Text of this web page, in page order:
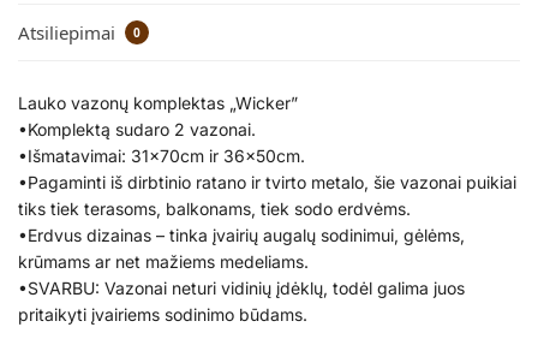
Atsiliepimai 0
Lauko vazonų komplektas „Wicker”
•Komplektą sudaro 2 vazonai.
•Išmatavimai: 31x70cm ir 36x50cm.
•Pagaminti iš dirbtinio ratano ir tvirto metalo, šie vazonai puikiai
tiks tiek terasoms, balkonams, tiek sodo erdvėms.
•Erdvus dizainas – tinka įvairių augalų sodinimui, gėlėms,
krūmams ar net mažiems medeliams.
•SVARBU: Vazonai neturi vidinių įdėklų, todėl galima juos
pritaikyti įvairiems sodinimo būdams.